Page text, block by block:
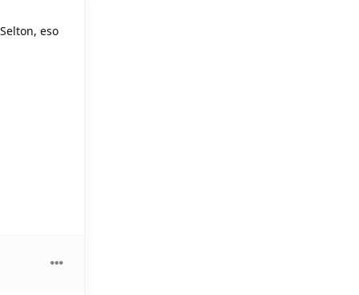
eso